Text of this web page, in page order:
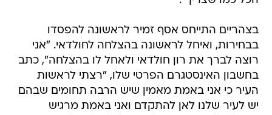
בצהריים התייחס אסף זמיר לראשונה להפסדו
בבחירות, ואיחל לראשונה בהצלחה לחולדאי. "אני
רוצה לברך את רון חולדאי ולאחל לו בהצלחה", כתב
בחשבון האינסטגרם הפרטי שלו, "רצתי לראשות
העיר כי אני באמת מאמין שיש הרבה תחומים שבהם
יש לעיר שלנו לאן להתקדם ואני באמת מרגיש